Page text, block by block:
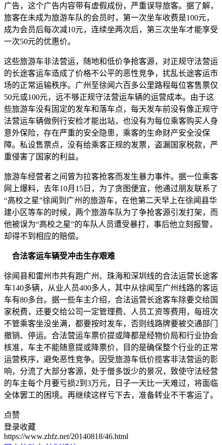
广告，这个广告内容带有虚假成份，严重误导旅客。据了解，
旅客在未成为旅游车队的会员时，第一次坐车收费是100元，
成为会员后每次减10元，连续坐两次后，第三次坐车才能享受
一次50元的优惠价。
这些旅游车非法营运，随地和低价争抢客源，对正规守法营运
的长途客运车造成了价格不公平的恶性竞争，扰乱长途客运市
场的正常运输秩序。广州至徐闻六百多公里路程每位客售票仅
50元或100元，远不够正规守法营运车辆的运营成本。由于这
些旅游车没有固定的发车和落车点，每天发车前没有像正规守
法营运车辆做例行安检才能出站，也没有为每位乘客购买人身
意外保险，存在严重的安全隐患，乘客的生命财产安全没保
障。私设售票点，没有给乘客正规的发票，盗漏国家税款，严
重侵害了国家的利益。
旅游车经营者之间曾为拉客抢客而发生暴力事件。据一位乘客
网上爆料，去年10月15日，为了贪图便宜，他通过朋友联系了
“高校之星”徐闻到广州的旅游车，在他第二天早上在徐闻县华
建小区等车的时候，两个旅游车队为了争抢客源引发打架，而
他被误为“高校之星”的车队人员遭受暴打，事后他立刻报警，
却得不到相应的赔偿。
合法客运车辆受冲击生存艰难
徐闻县和雷州市共有跑广州、珠海和深圳线的合法运营长途客
车140多辆，从业人员400多人，其中从徐闻至广州线路的客运
车有80多台。据一些车主介绍，合法运营长途客车除要交给国
家税费，还要交给公司一定管理费、人员工资等费用，每班次
不管乘客坐没坐满，都要按时发车，否则线路牌要被交通部门
撤销、停运。合法营运车票价提或降都是经物价局和行业协会
核准，车主不能随意提或降票价，目的是确保整个行业的正常
运营秩序，避免恶性竞争。因受旅游车低价揽客非法营运的影
响，分流了大部分客源，处于僧多饭少的景况，致使守法经营
的车主每个月要亏损2到3万元，日子一天比一天难过，将面临
全体罢工的困境。再继续这样亏下去，准备转业不干客运了。
点赞
登录收藏
https://www.zhfz.net/20140818/46.html